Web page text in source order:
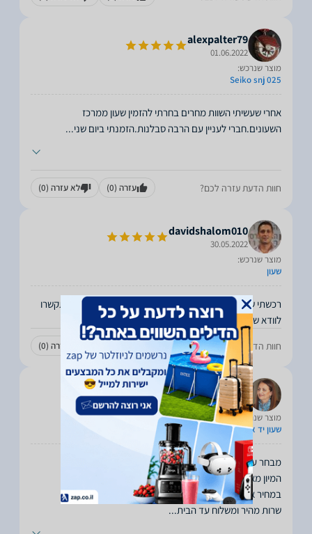
alexpalter79
01.06.2022
מוצר שנרכש:
Seiko snj 025
אחרי שעשיתי השוות מחרים בחרתי להזמין שעון ממרכז
השעונים.חברי לעניין עם הרבה סבלנות.הזמנתי ביום שני...
חוות הדעת עזרה לכם? עזרה (0) לא עזרה (0)
davidshalom010
30.05.2022
מוצר שנרכש:
שעון
רכשתי שעון. הגיע מאוד מהר. מוצר טוב. שירות מצויין. גם התקשרו
לוודא שהכל היה בסדר
חוות הדעת עזרה לכם? לא עזרה (0)
noamaor17
30.05.2022
מוצר שנרכש:
שעון יד אנלוגי לגבר
שרות מהיר ומשלוח עד הבית...